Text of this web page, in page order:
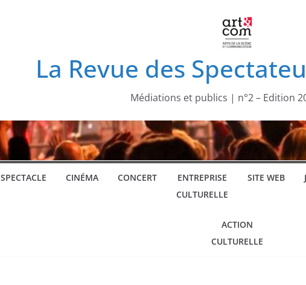
La Revue des
Médiations et publics | n°2 – Edition
SPECTACLE CINÉMA CONCERT
ENTREPRISE
CULTURELLE
SITE WEB
ACTION
CULTURELLE